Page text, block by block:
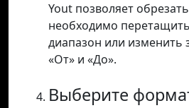
Yout позволяет
необходимо
диапазон или изменить
«От» и «До».
Выберите